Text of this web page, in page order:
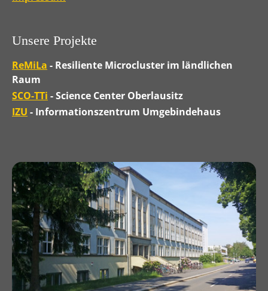
Unsere Projekte
ReMiLa - Resiliente Microcluster im ländlichen
Raum
SCO-TTi - Science Center Oberlausitz
IZU - Informationszentrum Umgebindehaus